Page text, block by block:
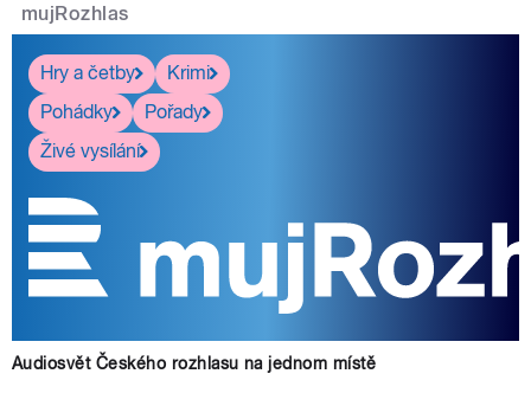
mujRozhlas
Hry a četby
Krimi
Pohádky
Pořady
Živé vysílání
Audiosvět Českého rozhlasu na jednom místě